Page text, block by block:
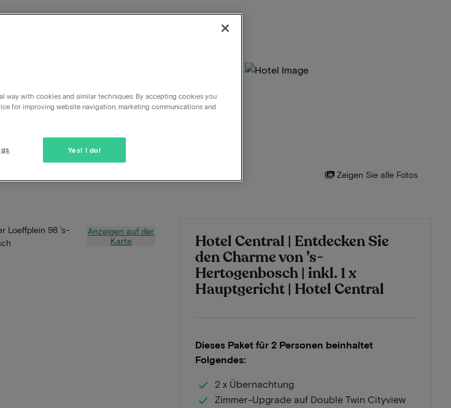
Zeigen Sie alle Fotos
Hotel Central | Entdecken Sie
den Charme von ’s-
Hertogenbosch | inkl. 1 x
Hauptgericht | Hotel Central
Dieses Paket für 2 Personen beinhaltet
Folgendes:
2 x Übernachtung
Zimmer-Upgrade auf Double Twin Cityview
Loeffplein 98 's-
Anzeigen auf der
Karte
way with cookies and similar techniques. By accepting cookies you
for improving website navigation, marketing communications and
Yes! I do!